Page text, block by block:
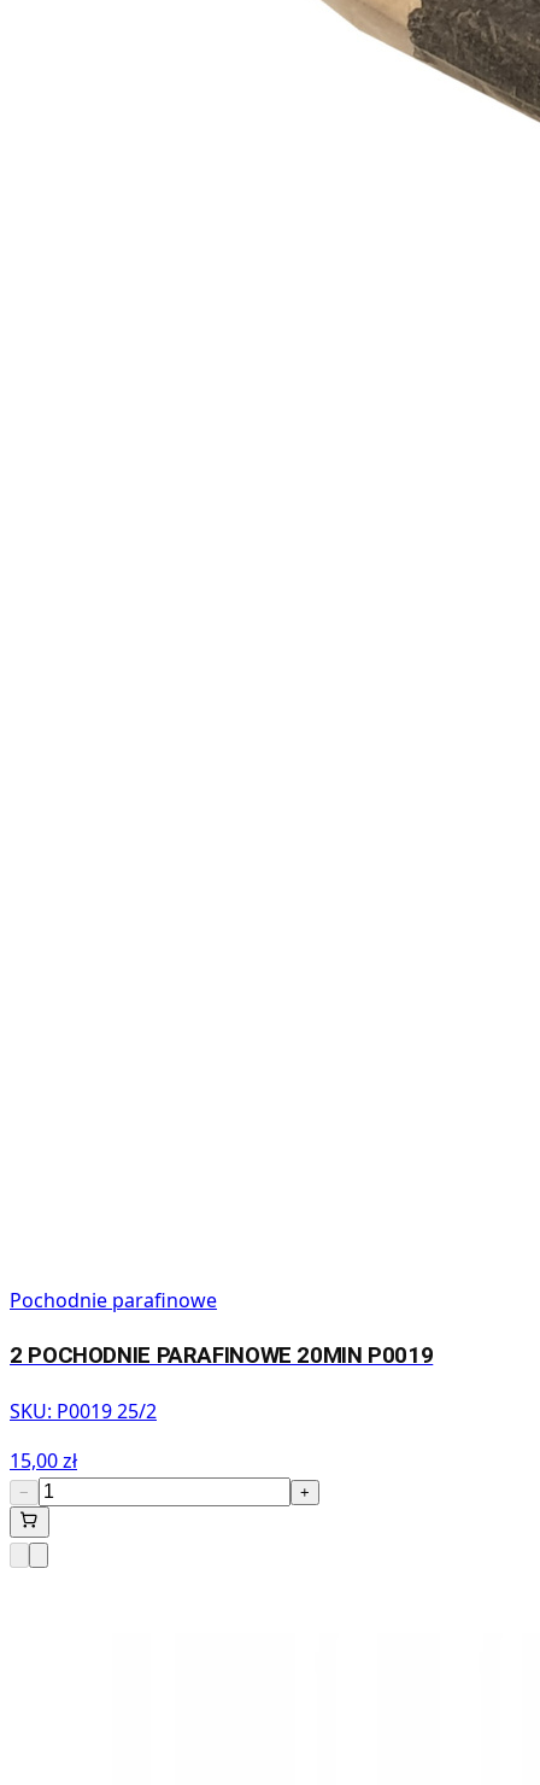
Pochodnie parafinowe
2 POCHODNIE PARAFINOWE 20MIN P0019
SKU: P0019 25/2
15,00 zł
− +